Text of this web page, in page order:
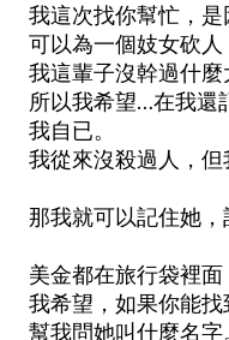
我這次找你幫忙，是
可以為一個妓女砍人
我這輩子沒幹過什麼
所以我希望…在我還
我自已。
我從來沒殺過人，但
那我就可以記住她，
美金都在旅行袋裡面
我希望，如果你能
幫我問她叫什麼名字